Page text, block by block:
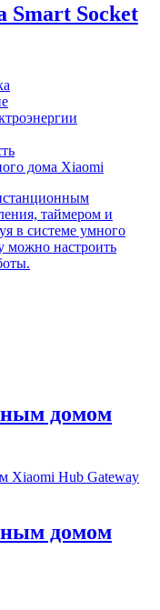
Smart Socket
дома Xiaomi
таймером и
в системе умного
можно настроить
домом
домом